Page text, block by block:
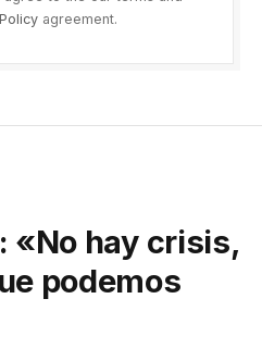
agreement.
«No hay crisis,
podemos